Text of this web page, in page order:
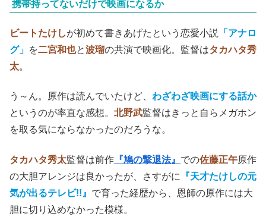
携帯持ってないだけで映画になるか
ビートたけしが初めて書きあげたという恋愛小説
「アナロ
グ」 を二宮和也と波瑠の共演で映画化。監督はタカハタ秀
太。
う～ん。原作は読んでいたけど、 わざわざ映画にする話か
というのが率直な感想。 北野武監督はきっと自らメガホン
を取る気にならなかったのだろうな。
タカハタ秀太監督は前作 『鳩の撃退法』 での佐藤正午原作
の大胆アレンジは良かったが、さすがに
『天才たけしの元
気が出るテレビ!!』 で育った経歴から、恩師の原作には大
胆に切り込めなかった模様。